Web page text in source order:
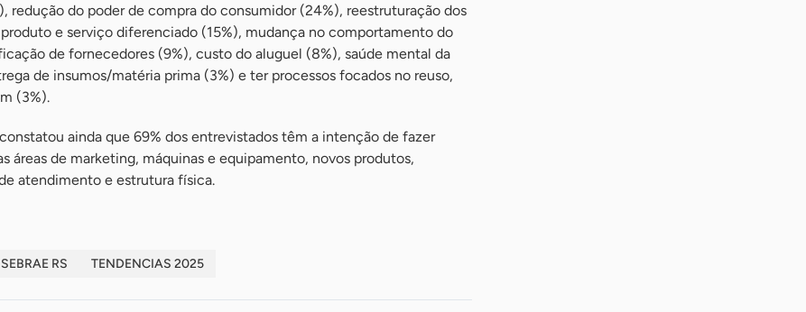
redução do poder de compra do consumidor (24%), reestruturação dos
e serviço diferenciado (15%), mudança no comportamento do
de fornecedores (9%), custo do aluguel (8%), saúde mental da
de insumos/matéria prima (3%) e ter processos focados no reuso,
(3%).
ainda que 69% dos entrevistados têm a intenção de fazer
áreas de marketing, máquinas e equipamento, novos produtos,
atendimento e estrutura física.
SEBRAE RS TENDENCIAS 2025